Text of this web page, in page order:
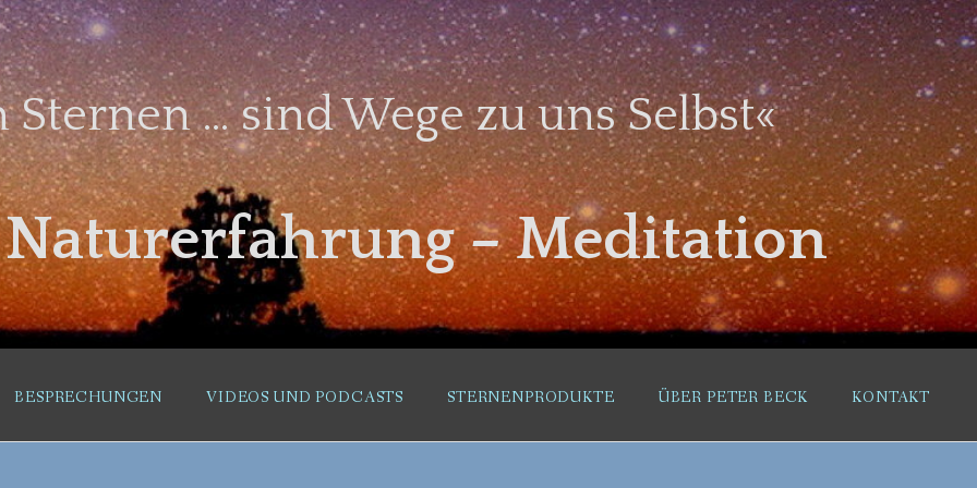
Sternen … sind Wege zu uns Selbst«
– Meditation
BESPRECHUNGEN VIDEOS UND PODCASTS STERNENPRODUKTE ÜBER PETER BECK KONTAKT